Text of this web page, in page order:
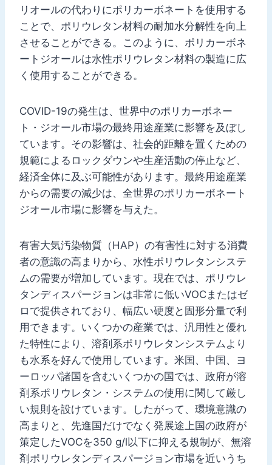
リオールの代わりにポリカーボネートを使用する
ことで、ポリウレタン材料の耐加水分解性を向上
させることができる。このように、ポリカーボネ
ートジオールは水性ポリウレタン材料の製造に広
く使用することができる。
COVID-19の発生は、世界中のポリカーボネー
ト・ジオール市場の最終用途産業に影響を及ぼし
ています。その影響は、社会的距離を置くための
規範によるロックダウンや生産活動の停止など、
経済全体に及ぶ可能性があります。最終用途産業
からの需要の減少は、全世界のポリカーボネート
ジオール市場に影響を与えた。
有害大気汚染物質（HAP）の有害性に対する消費
者の意識の高まりから、水性ポリウレタンシステ
ムの需要が増加しています。現在では、ポリウレ
タンディスパージョンは非常に低いVOCまたはゼ
ロで提供されており、幅広い硬度と固形分量で利
用できます。いくつかの産業では、汎用性と優れ
た特性により、溶剤系ポリウレタンシステムより
も水系を好んで使用しています。米国、中国、ヨ
ーロッパ諸国を含むいくつかの国では、政府が溶
剤系ポリウレタン・システムの使用に関して厳し
い規則を設けています。したがって、環境意識の
高まりと、先進国だけでなく発展途上国の政府が
策定したVOCを350 g/l以下に抑える規制が、無溶
剤ポリウレタンディスパージョン市場を近いうち